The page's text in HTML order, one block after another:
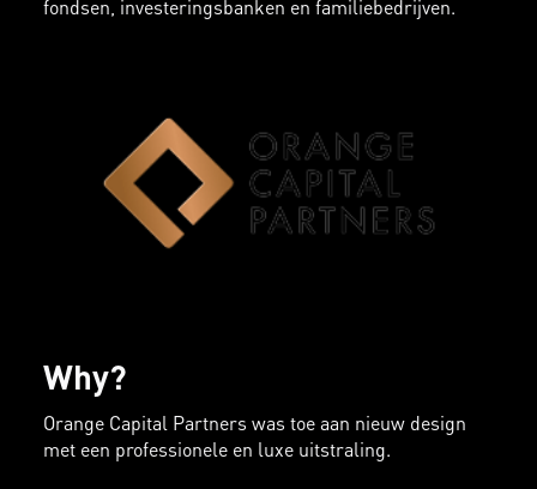
fondsen, investeringsbanken en familiebedrijven.
Why?
Orange Capital Partners was toe aan nieuw design
met een professionele en luxe uitstraling.